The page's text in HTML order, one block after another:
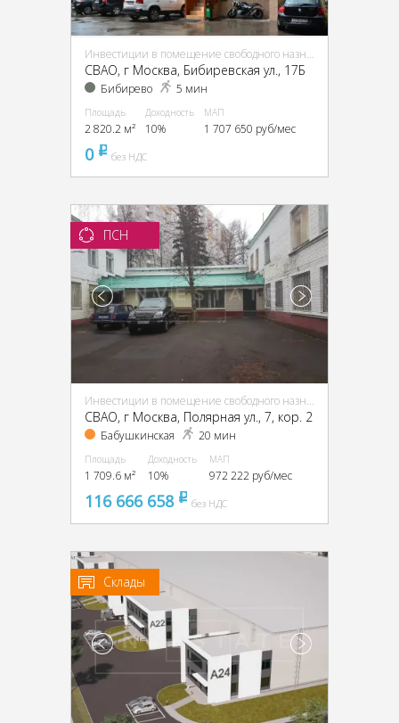
Инвестиции в помещение свободного назначения (ПСН)
CВАО, г Москва, Бибиревская ул., 17Б
Бибирево 5 мин
Площадь
2 820.2 м²
Доходность
10%
МАП
1 707 650 руб/мес
0 pуббез НДС
ПСН
Инвестиции в помещение свободного назначения (ПСН)
CВАО, г Москва, Полярная ул., 7, кор. 2
Бабушкинская 20 мин
Площадь
1 709.6 м²
Доходность
10%
МАП
972 222 руб/мес
116 666 658 pуббез НДС
Склады